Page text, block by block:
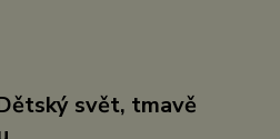
svět, tmavě